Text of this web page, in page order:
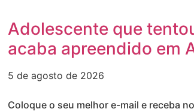
Adolescente que
acaba apreendido em
5 de agosto de 2026
Coloque o seu melhor e-mail e receba